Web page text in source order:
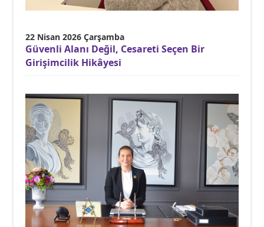
22 Nisan 2026 Çarşamba
Güvenli Alanı Değil, Cesareti Seçen Bir
Girişimcilik Hikâyesi